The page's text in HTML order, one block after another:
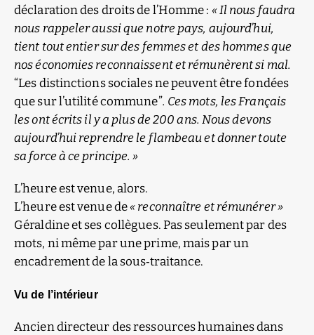
déclaration des droits de l’Homme : « Il nous faudra
nous rappeler aussi que notre pays, aujourd’hui,
tient tout entier sur des femmes et des hommes que
nos économies reconnaissent et rémunèrent si mal.
“Les distinctions sociales ne peuvent être fondées
que sur l’utilité commune”. Ces mots, les Français
les ont écrits il y a plus de 200 ans. Nous devons
aujourd’hui reprendre le flambeau et donner toute
sa force à ce principe. »
L’heure est venue, alors.
L’heure est venue de« reconnaître et rémunérer »
Géraldine et ses collègues. Pas seulement par des
mots, ni même par une prime, mais par un
encadrement de la sous‑traitance.
Vu de l’intérieur
Ancien directeur des ressources humaines dans